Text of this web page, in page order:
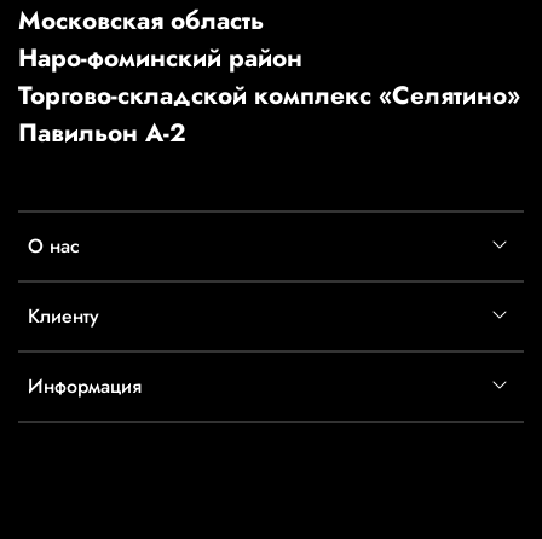
О нас
Клиенту
Информация
Московская область
Наро-фоминский район
Торгово-складской комплекс «Селятино»
Павильон А-2